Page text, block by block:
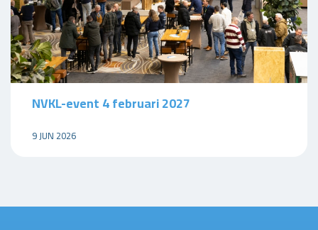
NVKL-event 4 februari 2027
9 JUN 2026